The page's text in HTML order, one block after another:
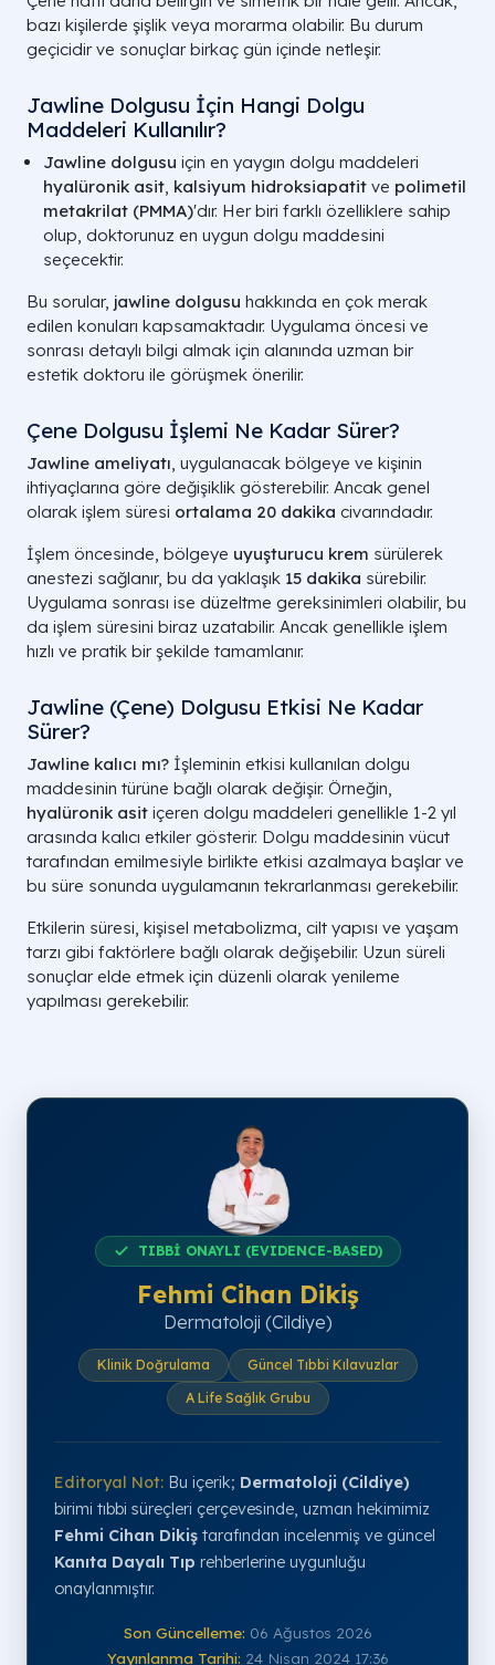
bazı kişilerde şişlik veya morarma olabilir. Bu durum
geçicidir ve sonuçlar birkaç gün içinde netleşir.
Jawline Dolgusu İçin Hangi Dolgu
Maddeleri Kullanılır?
Jawline dolgusu için en yaygın dolgu maddeleri
hyalüronik asit kalsiyum hidroksiapatit ve polimetil
metakrilat (PMMA)'dır. Her biri farklı özelliklere sahip
olup, doktorunuz en uygun dolgu maddesini
seçecektir.
Bu sorular, jawline dolgusu hakkında en çok merak
edilen konuları kapsamaktadır. Uygulama öncesi ve
sonrası detaylı bilgi almak için alanında uzman bir
estetik doktoru ile görüşmek önerilir.
Çene Dolgusu İşlemi Ne Kadar Sürer?
Jawline ameliyatı , uygulanacak bölgeye ve kişinin
ihtiyaçlarına göre değişiklik gösterebilir. Ancak genel
olarak işlem süresi ortalama 20 dakika civarındadır.
İşlem öncesinde, bölgeye uyuşturucu krem sürülerek
anestezi sağlanır, bu da yaklaşık 15 dakika sürebilir.
Uygulama sonrası ise düzeltme gereksinimleri olabilir, bu
da işlem süresini biraz uzatabilir. Ancak genellikle işlem
hızlı ve pratik bir şekilde tamamlanır.
Jawline (Çene) Dolgusu Etkisi Ne Kadar
Sürer?
Jawline kalıcı mı? İşleminin etkisi kullanılan dolgu
maddesinin türüne bağlı olarak değişir. Örneğin,
hyalüronik asit içeren dolgu maddeleri genellikle 1-2 yıl
arasında kalıcı etkiler gösterir. Dolgu maddesinin vücut
tarafından emilmesiyle birlikte etkisi azalmaya başlar ve
bu süre sonunda uygulamanın tekrarlanması gerekebilir.
Etkilerin süresi, kişisel metabolizma, cilt yapısı ve yaşam
tarzı gibi faktörlere bağlı olarak değişebilir. Uzun süreli
sonuçlar elde etmek için düzenli olarak yenileme
yapılması gerekebilir.
TIBBİ ONAYLI (EVIDENCE-BASED)
Fehmi Cihan Dikiş
Dermatoloji (Cildiye)
Klinik Doğrulama
Güncel Tıbbi Kılavuzlar
A Life Sağlık Grubu
Editoryal Not: Bu içerik; Dermatoloji (Cildiye)
birimi tıbbi süreçleri çerçevesinde, uzman hekimimiz
Fehmi Cihan Dikiş tarafından incelenmiş ve güncel
Kanıta Dayalı Tıp rehberlerine uygunluğu
onaylanmıştır.
Son Güncelleme: 06 Ağustos 2026
Yayınlanma Tarihi: 24 Nisan 2024 17:36